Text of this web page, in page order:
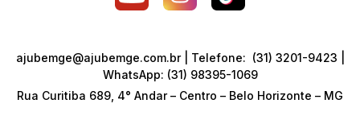
ajubemge@ajubemge.com.br | Telefone: (31) 3201-9423 |
WhatsApp: (31) 98395-1069
Rua Curitiba 689, 4° Andar – Centro – Belo Horizonte – MG